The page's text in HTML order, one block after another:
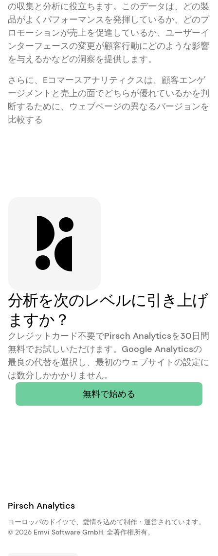
の収集と分析に役立ちます。このデータは、どの製
品がよくパフォーマンスを発揮しているか、どのプ
ロモーションが売上を促進しているか、ユーザーイ
ンターフェースの変更が顧客行動にどのような影響
を与えるかなどの洞察を提供します。
さらに、Eコマースアナリティクスは、顧客エンゲ
ージメントと売上の面でどちらが優れているかを判
断するために、ウェブページの異なるバージョンを
比較する
分析を次のレベルに引き上げ
ますか？
クレジットカード不要でPirsch Analyticsを30日間
無料でお試しいただけます。Google Analyticsの
最良の代替を選択し、最初のウェブサイトの設定に
は数分しかかかりません。
無料で始める
Pirsch Analytics
ヨーロッパのドイツで、愛情を込めて制作・運営されています。
© 2026 Emvi Software GmbH. 全著作権所有。